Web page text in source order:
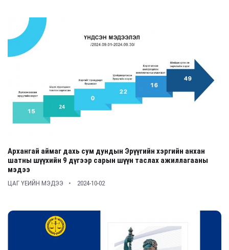
Архангай аймаг дахь сум дундын Эрүүгийн хэргийн анхан
шатны шүүхийн 9 дүгээр сарын шүүн таслах ажиллагааны
мэдээ
ЦАГ ҮЕИЙН МЭДЭЭ 2024-10-02